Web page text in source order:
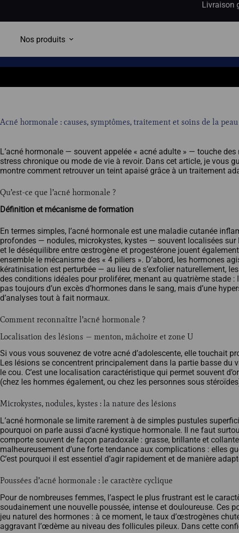
Livraison
Nos produits
Acné hormonale : causes, symptômes, traitement et soins de la peau
L’acné hormonale — souvent appelée « acné adulte » — touche
stress chronique ou mode de vie à revoir. Dans cet article, je vous
montre comment retrouver un teint apaisé grâce à un traitement
Qu’est-ce que l’acné hormonale ?
Définition et mécanisme de formation
En termes simples, l’acné hormonale est une maladie cutanée
profondes — nodules, microkystes, kystes — souvent localisées sur
et le déséquilibre entre œstrogène et progestérone jouent
ensemble le mécanisme des « 4 piliers ». D’abord, les hormones
kératinisation est perturbée — au lieu de s’exfolier naturellement,
des conditions idéales pour proliférer, menant au quatrième stade
pas toujours d’un excès d’hormones dans le sang, mais d’une
d’analyses tout à fait normaux.
Comment reconnaître l’acné hormonale ?
Localisation des lésions — menton, mâchoire et zone U
Si vous vous souvenez de votre acné d’adolescente, elle touchait
Les lésions se concentrent principalement dans la partie basse du
le cou. C’est une localisation caractéristique qui permet souvent
(chez les hommes également, ou chez les personnes sous
Microkystes, nodules, kystes : la nature des lésions
L’acné hormonale se limite rarement à de simples pustules
pourquoi on parle aussi d’acné kystique hormonale. Il ne faut
comporte souvent de façon paradoxale : grasse, brillante et
malheureusement d’une forte tendance aux complications : elles
C’est pourquoi il est essentiel d’agir rapidement et de manière
Poussées d’acné hormonale : le caractère cyclique
Pour de nombreuses femmes, l’aspect le plus frustrant est le
soudainement une nouvelle poussée, intense et douloureuse. Ces
jeu naturel des hormones : à ce moment, le taux d’œstrogènes
aggravant l’œdème au niveau des follicules pileux. Dans cette